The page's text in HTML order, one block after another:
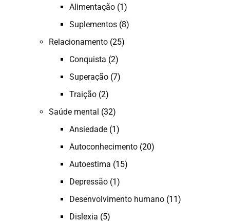
Alimentação (1)
Suplementos (8)
Relacionamento (25)
Conquista (2)
Superação (7)
Traição (2)
Saúde mental (32)
Ansiedade (1)
Autoconhecimento (20)
Autoestima (15)
Depressão (1)
Desenvolvimento humano (11)
Dislexia (5)